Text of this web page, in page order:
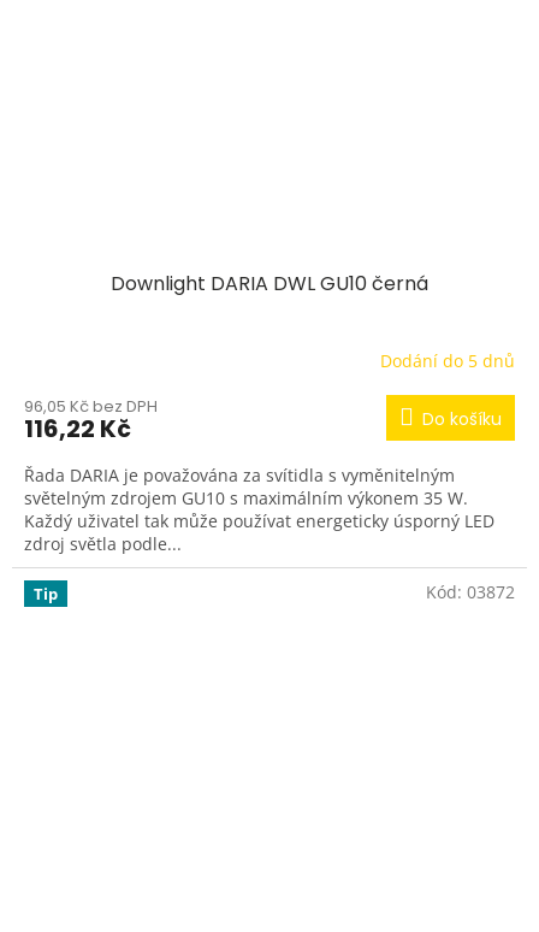
Downlight DARIA DWL GU10 černá
Dodání do 5 dnů
96,05 Kč bez DPH
116,22 Kč Do košíku
Řada DARIA je považována za svítidla s vyměnitelným
světelným zdrojem GU10 s maximálním výkonem 35 W.
Každý uživatel tak může používat energeticky úsporný LED
zdroj světla podle...
Tip Kód: 03872